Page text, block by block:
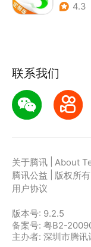
4.3
联系我们
关于腾讯 About
腾讯公益
版权所有
用户协议
版本号: 9.2.5
备案号: 粤B2-
主办者: 深圳市腾讯